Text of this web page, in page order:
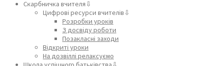
Скарбничка вчителя⇩
Цифрові ресурси вчителів⇩
Розробки уроків
З досвіду роботи
Позакласні заходи
Відкриті уроки
На дозвіллі релаксуємо